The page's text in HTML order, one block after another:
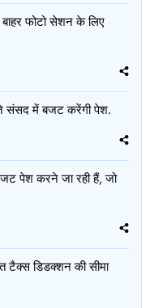
बाहर फोटो सेशन के लिए
बजे संसद में बजट करेंगी पेश.
बजट पेश करने जा रही हैं, जो
टैक्‍स डिडक्‍शन की सीमा